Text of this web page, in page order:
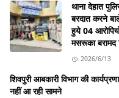
थाना देहात
बरदात करने
हुये 04
मसरूका बरामद
2026/6/13
शिवपुरी आबकारी विभाग की
नहीं आ रही सामने